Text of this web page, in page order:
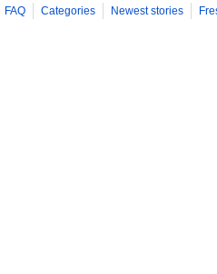
FAQ Categories Newest stories